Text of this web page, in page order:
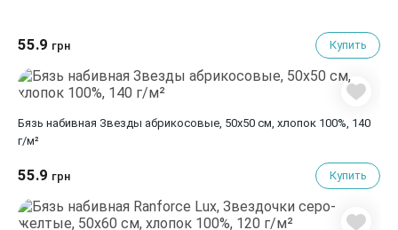
55.9 грн Купить
Бязь набивная Звезды абрикосовые, 50х50 см, хлопок 100%, 140
г/м²
55.9 грн Купить